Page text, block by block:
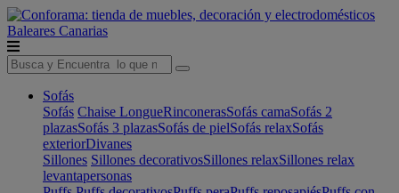
Baleares Canarias
Sofás
Sofás Chaise LongueRinconerasSofás camaSofás 2
plazasSofás 3 plazasSofás de pielSofás relaxSofás
exteriorDivanes
Sillones Sillones decorativosSillones relaxSillones relax
levantapersonas